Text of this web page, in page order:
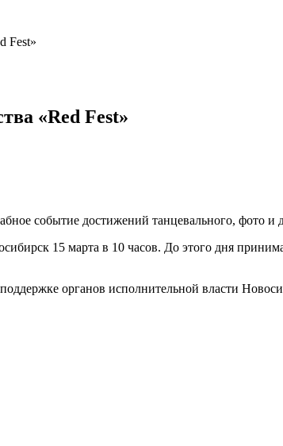
Fest»
«Red Fest»
событие достижений танцевального, фото и
15 марта в 10 часов. До этого дня
органов исполнительной власти